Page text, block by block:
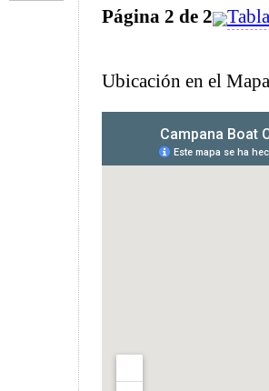
Página 2 de 2
Ubicación en el Mapa